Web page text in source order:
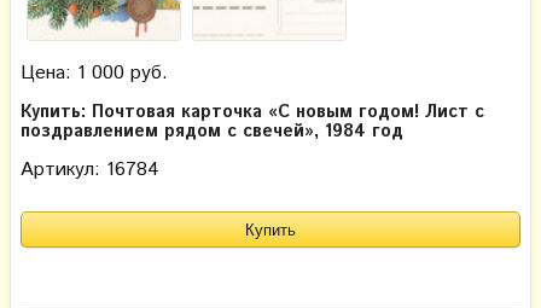
Цена: 1 000 руб.
Купить: Почтовая карточка «С новым годом! Лист с
поздравлением рядом с свечей», 1984 год
Артикул: 16784